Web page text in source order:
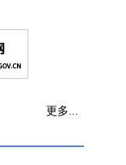
更多...